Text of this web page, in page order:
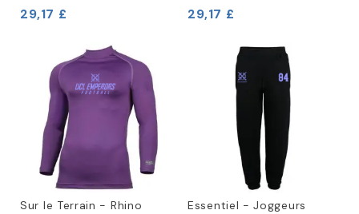
29,17 £ 29,17 £
Sur le Terrain - Rhino
Essentiel - Joggeurs